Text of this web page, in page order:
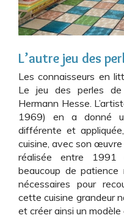
L’autre jeu des
Les connaisseurs en
Le jeu des perles de
Hermann Hesse.
1969) en a donné
différente et
cuisine, avec son
réalisée entre
beaucoup de
nécessaires pour
cette cuisine grandeur
et créer ainsi un